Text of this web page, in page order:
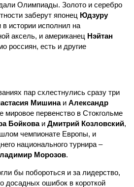
Олимпиады. Золото и серебро
заберут японец Юдзуру
истории исполнил на
аксель, и американец Нэйтан
россиян, есть и другие
пар схлестнулись сразу три
Мишинаи Александр
мировое первенство в Стокгольме
Бойковаи Дмитрий Козловский,
чемпионате Европы, и
национального турнира –
Морозов.
бы побороться и за лидерство,
досадных ошибок в короткой